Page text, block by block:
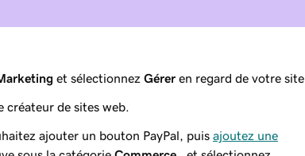
et sélectionnez Gérer en regard de votre site.
de sites web.
ajouter un bouton PayPal, puis ajoutez une